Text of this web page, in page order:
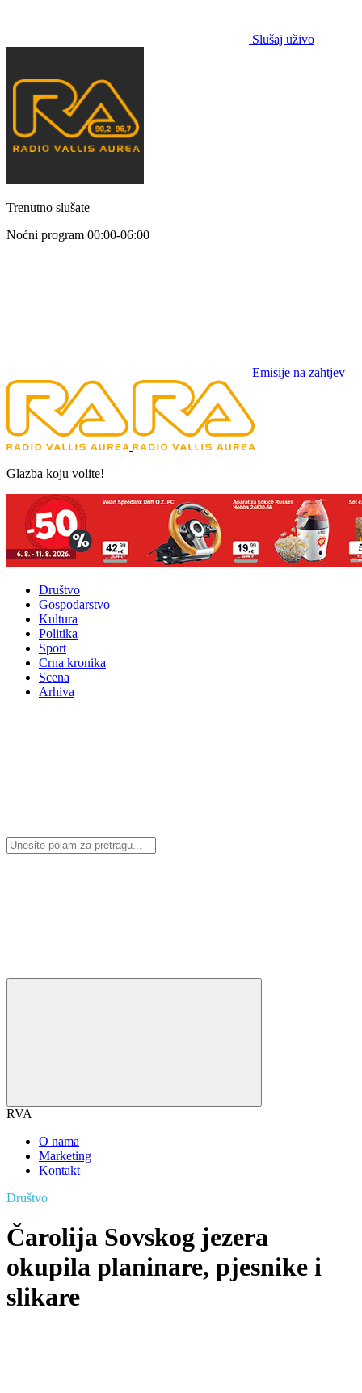
Slušaj uživo
Trenutno slušate
Noćni program 00:00-06:00
Emisije na zahtjev
Glazba koju volite!
Društvo
Gospodarstvo
Kultura
Politika
Sport
Crna kronika
Scena
Arhiva
RVA
O nama
Marketing
Kontakt
Društvo
Čarolija Sovskog jezera
okupila planinare, pjesnike i
slikare